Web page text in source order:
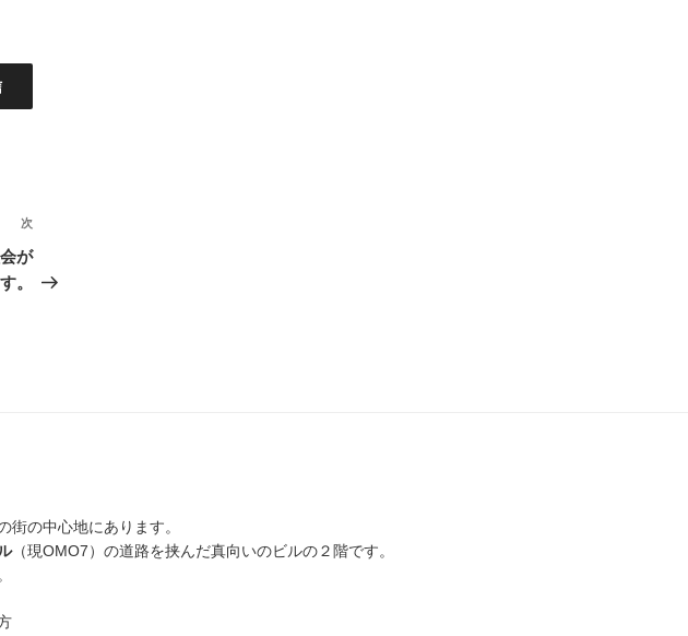
次
の
投
次
が
。
街の中心地にあります。
（現OMO7）の道路を挟んだ真向いのビルの２階です。